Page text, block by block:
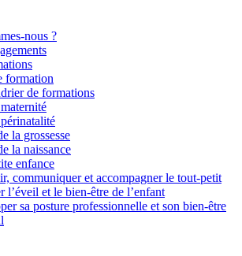
nous ?
formation
de formations
la grossesse
la naissance
enfance
communiquer et accompagner le tout-petit
l’éveil et le bien-être de l’enfant
sa posture professionnelle et son bien-être